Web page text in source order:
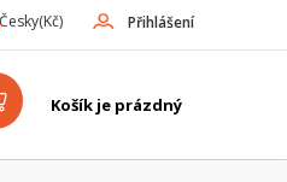
Přihlášení
Česky(Kč)
Košík je prázdný